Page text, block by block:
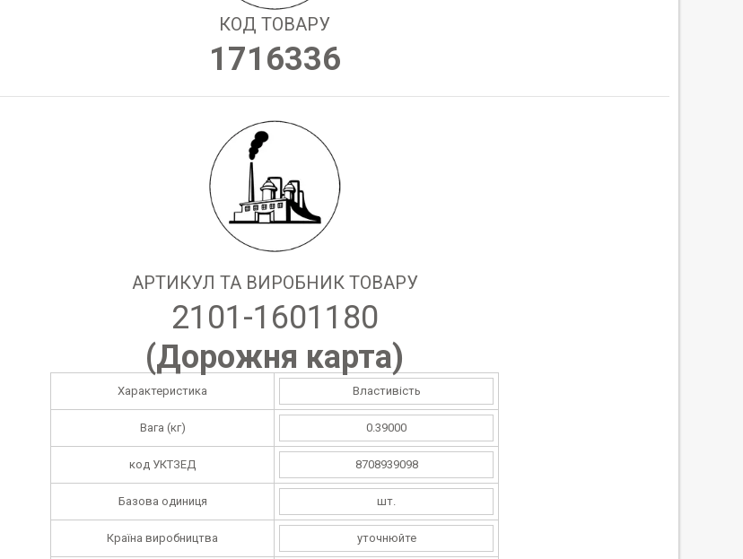
КОД ТОВАРУ
1716336
АРТИКУЛ ТА ВИРОБНИК ТОВАРУ
2101-1601180
(Дорожня карта)
Характеристика Властивість
Вага (кг) 0.39000
код УКТЗЕД 8708939098
Базова одиниця шт.
Країна виробництва уточнюйте